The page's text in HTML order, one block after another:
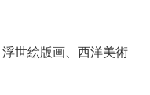
世絵版画、西洋美術